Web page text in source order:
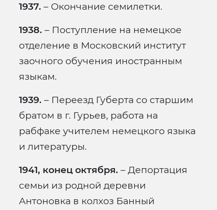
1937. – Окончание семилетки.
1938. – Поступление на немецкое
отделение в Московский институт
заочного обучения иностранным
языкам.
1939. – Переезд Губерта со старшим
братом в г. Гурьев, работа на
рабфаке учителем немецкого языка
и литературы.
1941, конец октября. – Депортация
семьи из родной деревни
Антоновка в колхоз Банный